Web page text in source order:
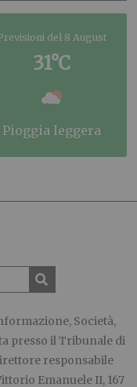
del 8 August
31°C
pioggia leggera
Società,
presso il Tribunale di
responsabile
Emanuele II, 167